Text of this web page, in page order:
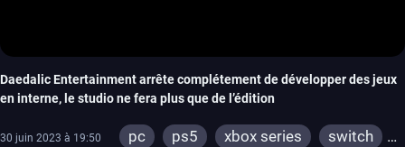
Daedalic Entertainment arrête complétement de développer des jeux
en interne, le studio ne fera plus que de l’édition
30 juin 2023 à 19:50 pc ps5 xbox series switch